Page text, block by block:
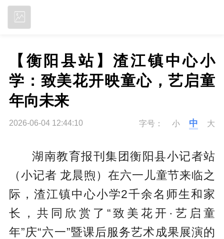
【衡阳县站】渣江镇中心小
学：致美花开映童心，艺启童
年向未来
2026-06-04 12:44:10 字号： 小 中 大
湖南教育报刊集团衡阳县小记者站
（小记者 龙晨煦）在六一儿童节来临之
际，渣江镇中心小学2千余名师生和家
长，共同欣赏了“致美花开·艺启童
年”庆“六一”暨课后服务艺术成果展演的